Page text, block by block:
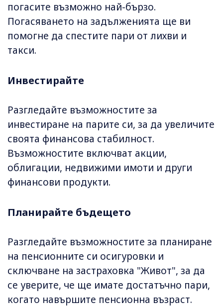
погасите възможно най-бързо.
Погасяването на задълженията ще ви
помогне да спестите пари от лихви и
такси.
Инвестирайте
Разгледайте възможностите за
инвестиране на парите си, за да увеличите
своята финансова стабилност.
Възможностите включват акции,
облигации, недвижими имоти и други
финансови продукти.
Планирайте бъдещето
Разгледайте възможностите за планиране
на пенсионните си осигуровки и
сключване на застраховка "Живот", за да
се уверите, че ще имате достатъчно пари,
когато навършите пенсионна възраст.